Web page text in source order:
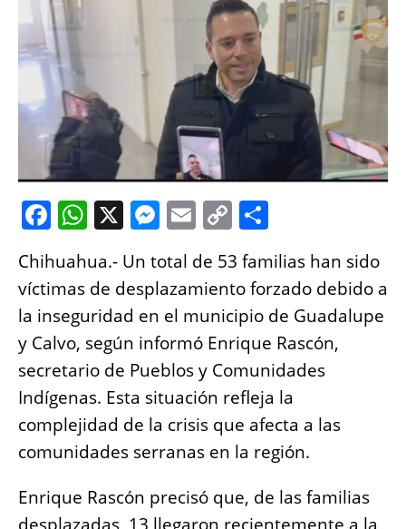
F
c
e
b
o
o
k
W
at
s
A
p
p
X M
ss
e
n
g
er
E
m
ai
l
C
o
p
y
Li
n
k
h
a
re
Chihuahua.- Un total de 53 familias han sido
víctimas de desplazamiento forzado debido a
la inseguridad en el municipio de Guadalupe
y Calvo, según informó Enrique Rascón,
secretario de Pueblos y Comunidades
Indígenas. Esta situación refleja la
complejidad de la crisis que afecta a las
comunidades serranas en la región.
Enrique Rascón precisó que, de las familias